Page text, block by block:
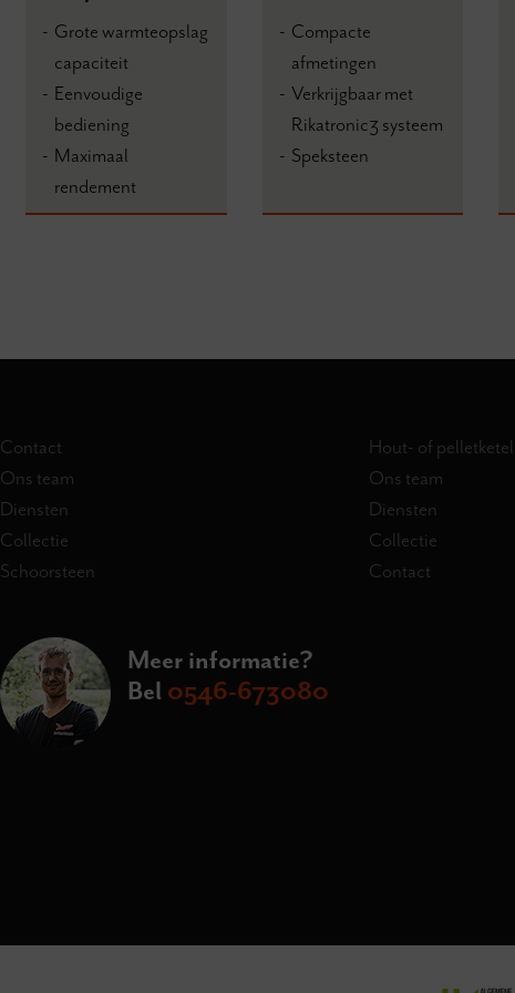
Grote warmteopslag
capaciteit
Eenvoudige
bediening
Maximaal
rendement
Compacte
afmetingen
Verkrijgbaar met
Rikatronic3 systeem
Speksteen
Contact
Ons team
Diensten
Collectie
Schoorsteen
Hout- of pelletketel
Ons team
Diensten
Collectie
Contact
Meer informatie?
Bel 0546-673080